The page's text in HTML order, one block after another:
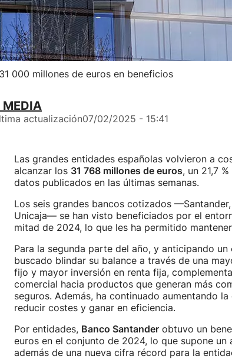
000 millones de euros en beneficios
MEDIA
actualización07/02/2025 - 15:41
Las grandes entidades españolas volvieron a
alcanzar los 31 768 millones de euros, un 21,7
datos publicados en las últimas semanas.
Los seis grandes bancos cotizados
Unicaja— se han visto beneficiados por el
mitad de 2024, lo que les ha permitido
Para la segunda parte del año, y anticipando
buscado blindar su balance a través de una
fijo y mayor inversión en renta fija,
comercial hacia productos que generan más
seguros. Además, ha continuado aumentando la
reducir costes y ganar en eficiencia.
Por entidades, Banco Santanderobtuvo un
euros en el conjunto de 2024, lo que supone un
además de una nueva cifra récord para la